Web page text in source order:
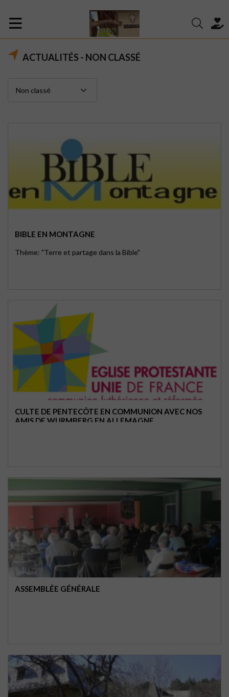
ACTUALITÉS - NON CLASSÉ
BIBLE EN MONTAGNE
Thème: "Terre et partage dans la Bible"
CULTE DE PENTECÔTE EN COMMUNION AVEC NOS
AMIS DE WURMBERG EN ALLEMAGNE
ASSEMBLÉE GÉNÉRALE